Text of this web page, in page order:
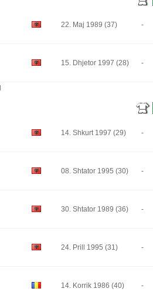
22. Maj 1989 (37) -
15. Dhjetor 1997 (28) -
14. Shkurt 1997 (29) -
08. Shtator 1995 (30) -
30. Shtator 1989 (36) -
24. Prill 1995 (31) -
14. Korrik 1986 (40) -